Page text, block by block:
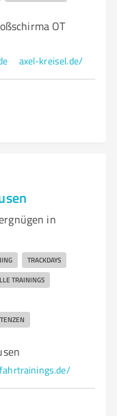
OT
axel-kreisel.de/
in
TRACKDAYS
TRAININGS